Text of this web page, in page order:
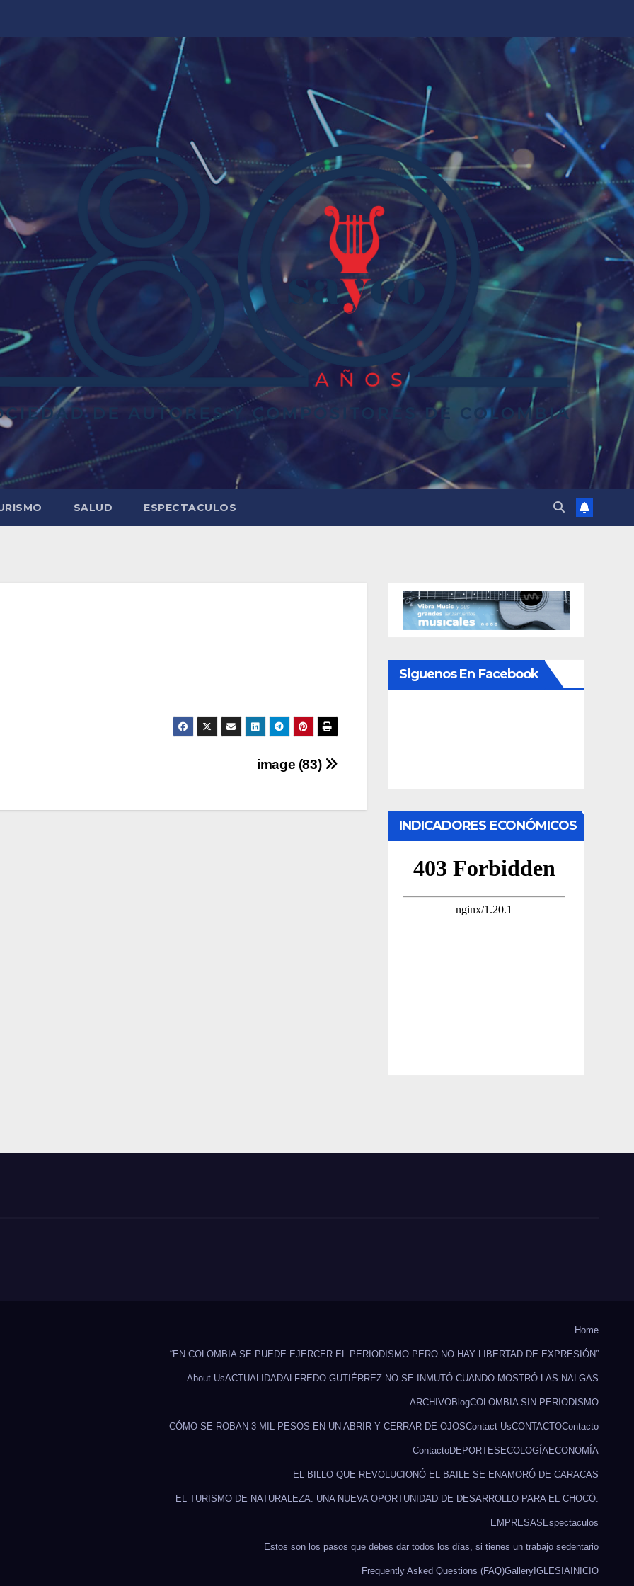
SALUD ESPECTACULOS
image (83)
Siguenos En Facebook
INDICADORES ECONÓMICOS
Home
“EN COLOMBIA SE PUEDE EJERCER EL PERIODISMO PERO NO HAY LIBERTAD DE EXPRESIÓN”
About UsACTUALIDADALFREDO GUTIÉRREZ NO SE INMUTÓ CUANDO MOSTRÓ LAS NALGAS
ARCHIVOBlogCOLOMBIA SIN PERIODISMO
CÓMO SE ROBAN 3 MIL PESOS EN UN ABRIR Y CERRAR DE OJOSContact UsCONTACTOContacto
ContactoDEPORTES ECOLOGÍAECONOMÍA
EL BILLO QUE REVOLUCIONÓ EL BAILE SE ENAMORÓ DE CARACAS
EL TURISMO DE NATURALEZA: UNA NUEVA OPORTUNIDAD DE DESARROLLO PARA EL CHOCÓ.
EMPRESAS Espectaculos
Estos son los pasos que debes dar todos los días, si tienes un trabajo sedentario
Frequently Asked Questions (FAQ)Gallery IGLESIA INICIO